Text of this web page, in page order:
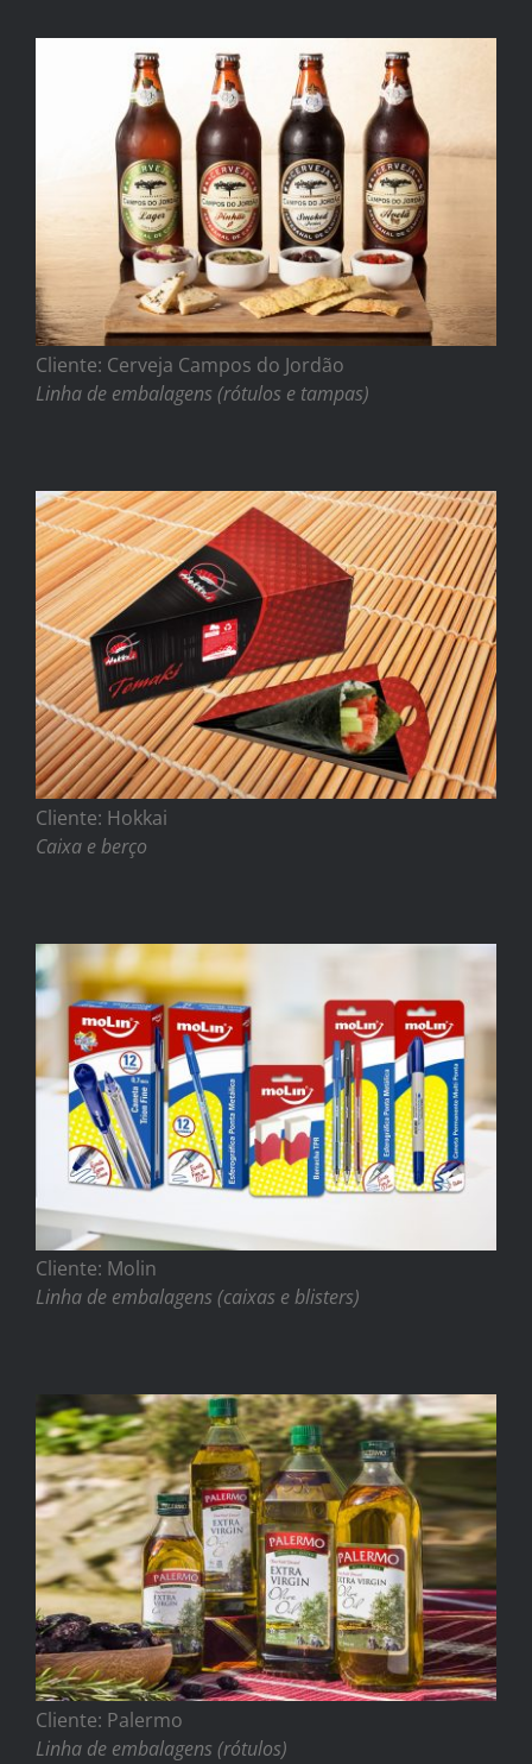
Cliente: Cerveja Campos do Jordão
Linha de embalagens (rótulos e tampas)
Cliente: Hokkai
Caixa e berço
Cliente: Molin
Linha de embalagens (caixas e blisters)
Cliente: Palermo
Linha de embalagens (rótulos)